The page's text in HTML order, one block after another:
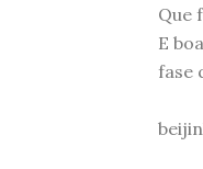
Que
E
fase